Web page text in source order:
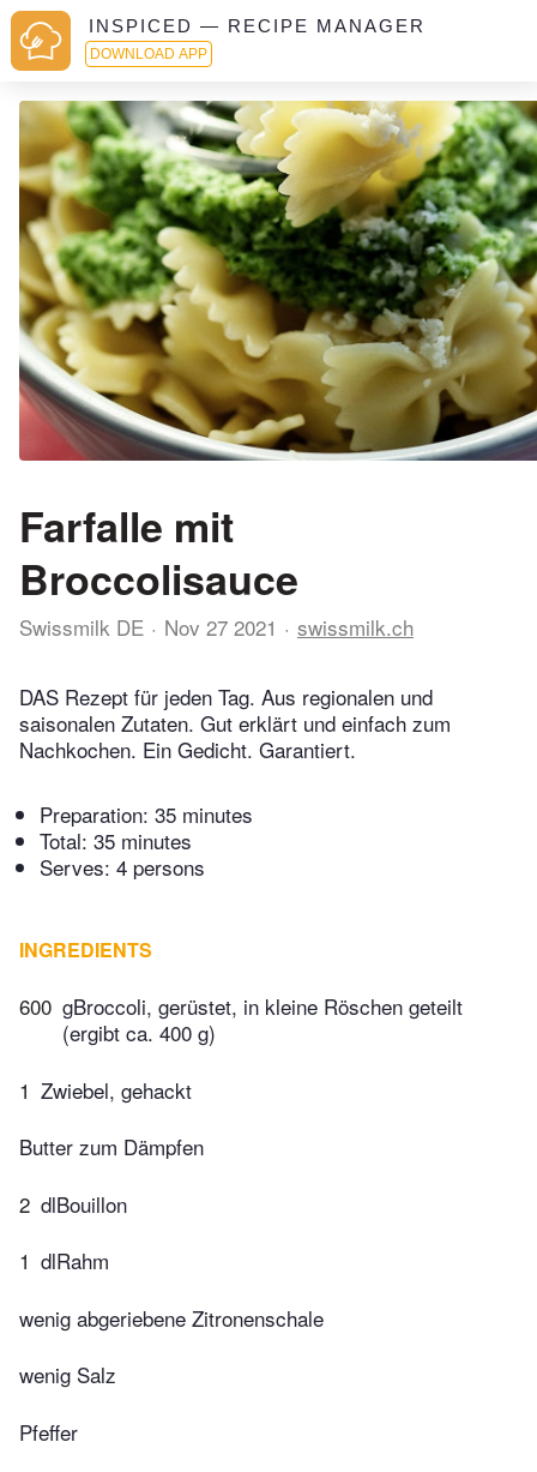
INSPICED — RECIPE MANAGER
DOWNLOAD APP
Farfalle mit
Broccolisauce
Swissmilk DE Nov 27 2021 swissmilk.ch
DAS Rezept für jeden Tag. Aus regionalen und
saisonalen Zutaten. Gut erklärt und einfach zum
Nachkochen. Ein Gedicht. Garantiert.
Preparation: 35 minutes
Total: 35 minutes
Serves: 4 persons
INGREDIENTS
600 gBroccoli, gerüstet, in kleine Röschen geteilt
(ergibt ca. 400 g)
1 Zwiebel, gehackt
Butter zum Dämpfen
2 dlBouillon
1 dlRahm
wenig abgeriebene Zitronenschale
wenig Salz
Pfeffer